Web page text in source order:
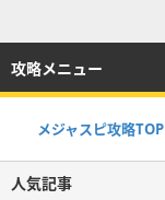
攻略メニュー
メジャスピ攻略TOP
人気記事